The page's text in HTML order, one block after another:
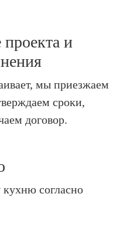
и
мы приезжаем
сроки,
договор.
согласно